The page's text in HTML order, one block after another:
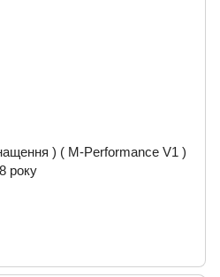
) ( M-Performance V1 )
року